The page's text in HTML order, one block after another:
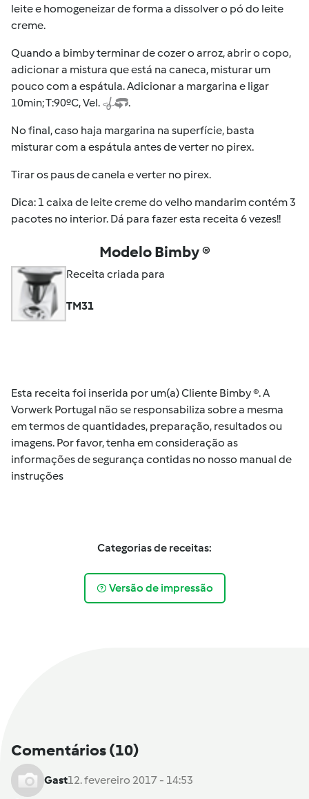
leite e homogeneizar de forma a dissolver o pó do leite
creme.
Quando a bimby terminar de cozer o arroz, abrir o copo,
adicionar a mistura que está na caneca, misturar um
pouco com a espátula. Adicionar a margarina e ligar
10min; T:90ºC, Vel.
.
No final, caso haja margarina na superfície, basta
misturar com a espátula antes de verter no pirex.
Tirar os paus de canela e verter no pirex.
Dica: 1 caixa de leite creme do velho mandarim contém 3
pacotes no interior. Dá para fazer esta receita 6 vezes!!
Modelo Bimby ®
Receita criada para
TM31
Esta receita foi inserida por um(a) Cliente Bimby ®. A
Vorwerk Portugal não se responsabiliza sobre a mesma
em termos de quantidades, preparação, resultados ou
imagens. Por favor, tenha em consideração as
informações de segurança contidas no nosso manual de
instruções
Categorias de receitas:
Versão de impressão
Comentários(10)
Gast12. fevereiro 2017 - 14:53